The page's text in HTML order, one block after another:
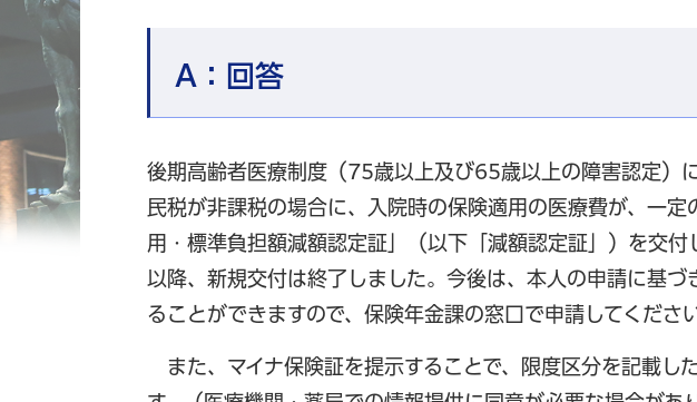
A： 回答
後期高齢者医療制度（75歳以上及び65歳以上の障害認定）
民税が非課税の場合に、入院時の保険適用の医療費が、一
用・標準負担額減額認定証」（以下「減額認定証」）を交
以降、新規交付は終了しました。今後は、本人の申請に基
ることができますので、保険年金課の窓口で申請してください
また、マイナ保険証を提示することで、限度区分を記載し